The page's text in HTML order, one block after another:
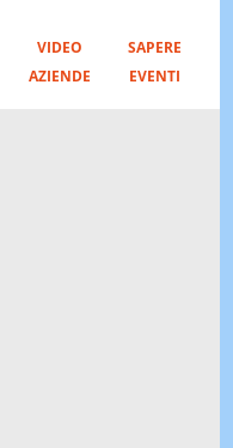
VIDEO
SAPERE
AZIENDE EVENTI